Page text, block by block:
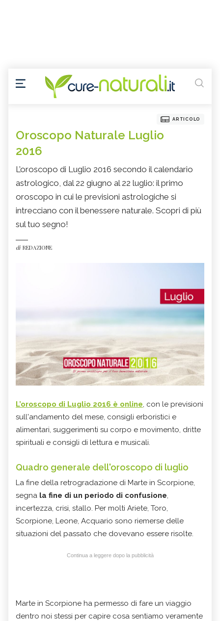
ARTICOLO
Oroscopo Naturale Luglio
2016
L’oroscopo di Luglio 2016 secondo il calendario
astrologico, dal 22 giugno al 22 luglio: il primo
oroscopo in cui le previsioni astrologiche si
intrecciano con il benessere naturale. Scopri di più
sul tuo segno!
di REDAZIONE
L’oroscopo di Luglio 2016 è online, con le previsioni
sull'andamento del mese, consigli erboristici e
alimentari, suggerimenti su corpo e movimento, dritte
spirituali e consigli di lettura e musicali.
Quadro generale dell'oroscopo di luglio
La fine della retrogradazione di Marte in Scorpione,
segna la fine di un periodo di confusione,
incertezza, crisi, stallo. Per molti Ariete, Toro,
Scorpione, Leone, Acquario sono riemerse delle
situazioni del passato che dovevano essere risolte.
Continua a leggere dopo la pubblicità
Marte in Scorpione ha permesso di fare un viaggio
dentro noi stessi per capire cosa sentiamo veramente